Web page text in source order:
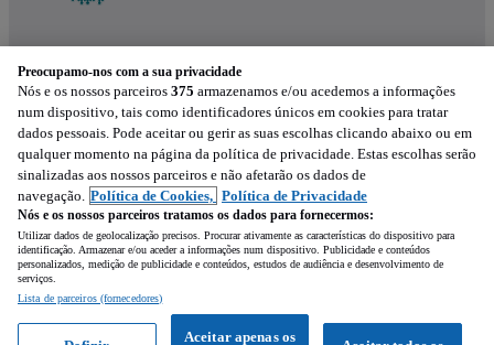
Experimenta a aplicação
Preocupamo-nos com a sua privacidade
Nós e os nossos parceiros 375 armazenamos e/ou acedemos a informações
num dispositivo, tais como identificadores únicos em cookies para tratar
dados pessoais. Pode aceitar ou gerir as suas escolhas clicando abaixo ou em
qualquer momento na página da política de privacidade. Estas escolhas serão
sinalizadas aos nossos parceiros e não afetarão os dados de
navegação. Política de Cookies, Política de Privacidade
Nós e os nossos parceiros tratamos os dados para fornecermos:
Utilizar dados de geolocalização precisos. Procurar ativamente as características do dispositivo para
identificação. Armazenar e/ou aceder a informações num dispositivo. Publicidade e conteúdos
personalizados, medição de publicidade e conteúdos, estudos de audiência e desenvolvimento de
serviços.
Lista de parceiros (fornecedores)
Aceitar apenas os